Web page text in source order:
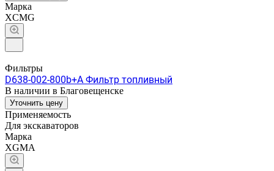
Марка
XCMG
Фильтры
D638-002-800b+A Фильтр топливный
В наличии в Благовещенске
Уточнить цену
Применяемость
Для экскаваторов
Марка
XGMA